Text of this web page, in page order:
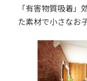
「有害物質吸着
た素材で小さなお